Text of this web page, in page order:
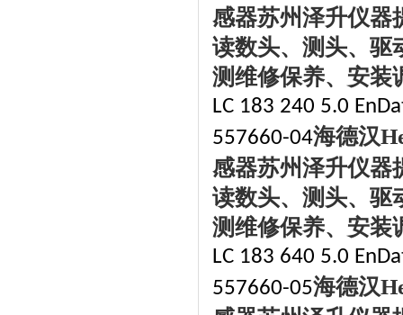
感器苏州泽升仪器
读数头、测头、驱
测维修保养、安装
LC 183 240 5.0
557660-04海德汉
感器苏州泽升仪器
读数头、测头、驱
测维修保养、安装
LC 183 640 5.0
557660-05海德汉